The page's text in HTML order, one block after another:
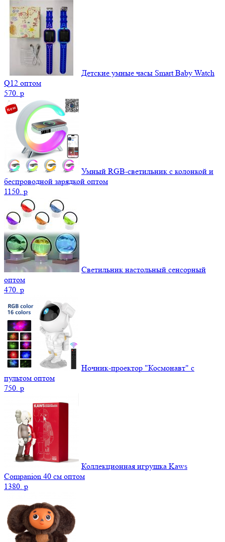
Детские умные часы Smart Baby Watch
Q12 оптом
570. p
Умный RGB-светильник с колонкой и
беспроводной зарядкой оптом
1150. p
Светильник настольный сенсорный
оптом
470. p
Ночник-проектор "Космонавт" с
пультом оптом
750. p
Коллекционная игрушка Kaws
Companion 40 см оптом
1380. p